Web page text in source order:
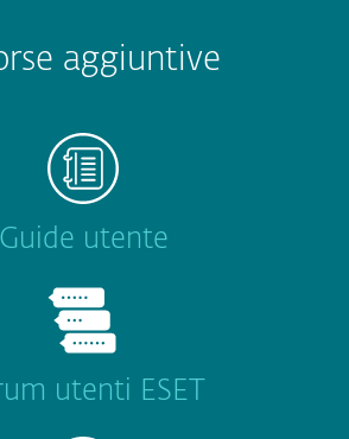
aggiuntive
Guide utente
utenti ESET